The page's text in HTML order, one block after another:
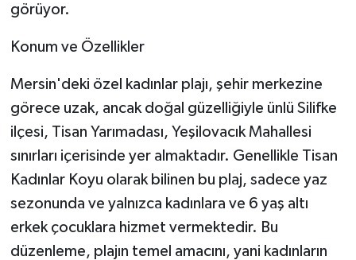
görüyor.
Konum ve Özellikler
Mersin'deki özel kadınlar plajı, şehir merkezine
görece uzak, ancak doğal güzelliğiyle ünlü Silifke
ilçesi, Tisan Yarımadası, Yeşilovacık Mahallesi
sınırları içerisinde yer almaktadır. Genellikle Tisan
Kadınlar Koyu olarak bilinen bu plaj, sadece yaz
sezonunda ve yalnızca kadınlara ve 6 yaş altı
erkek çocuklara hizmet vermektedir. Bu
düzenleme, plajın temel amacını, yani kadınların